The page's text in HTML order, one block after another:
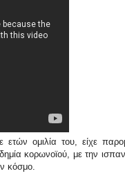
ομιλία του, είχε
κορωνοϊού, με την
κόσμο.